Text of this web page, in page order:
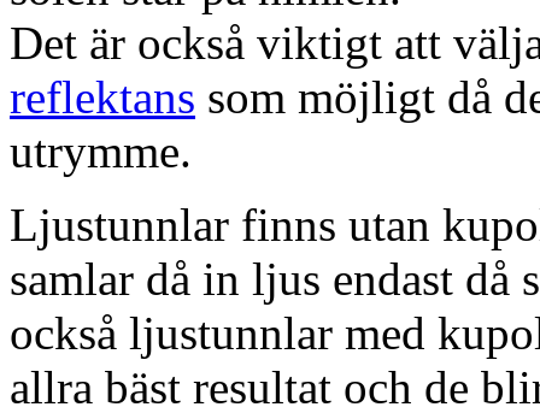
Det är också viktigt att
reflektans som möjligt då
utrymme.
Ljustunnlar finns utan
samlar då in ljus endast då
också ljustunnlar med
allra bäst resultat och de